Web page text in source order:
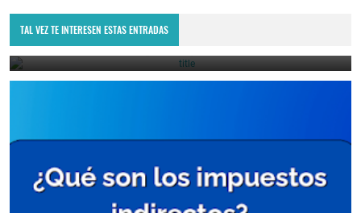
TAL VEZ TE INTERESEN ESTAS ENTRADAS
¿Qué son los impuestos prediales? - Guía completa sobre su
cálculo, diferencias y exenciones
June 23, 2026